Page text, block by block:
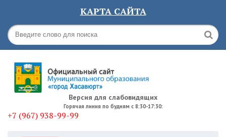
КАРТА САЙТА
Версия для слабовидящих
Горячая линия по будням с 8:30-17:30:
+7 (967) 938-99-99